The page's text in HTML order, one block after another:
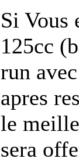
Si Vous
125cc
run
apres
le
sera